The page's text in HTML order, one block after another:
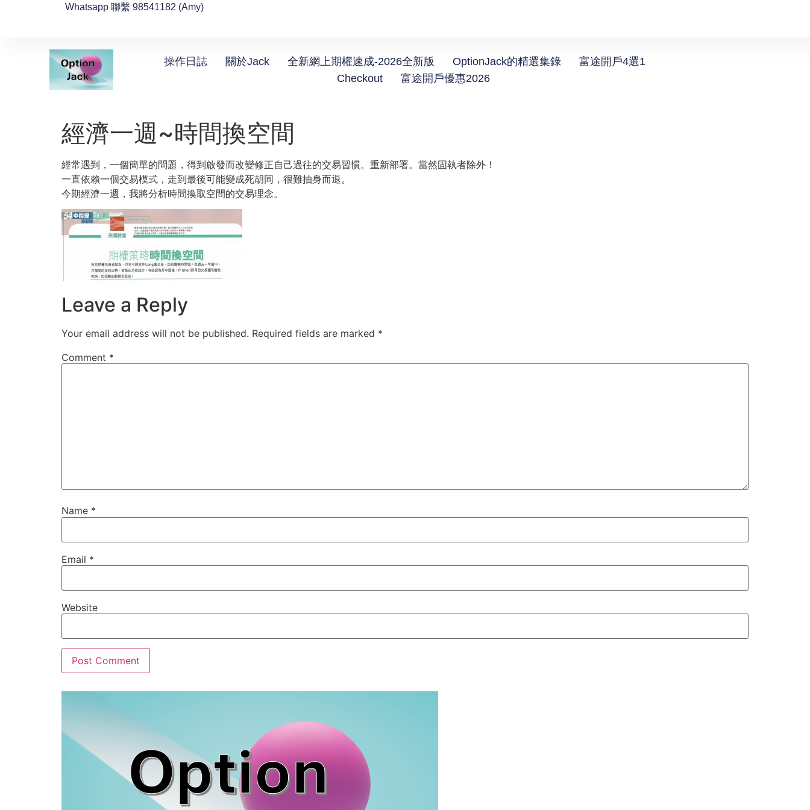
Whatsapp 聯繫 98541182 (Amy)
操作日誌 關於Jack 全新網上期權速成-2026全新版 OptionJack的精選集錄
富途開戶4選1
Checkout
富途開戶優惠2026
經濟一週~時間換空間
經常遇到，一個簡單的問題，得到啟發而改變修正自己過往的交易習慣。重新部署。當然固執者除外！
一直依賴一個交易模式，走到最後可能變成死胡同，很難抽身而退。
今期經濟一週，我將分析時間換取空間的交易理念。
Leave a Reply
Your email address will not be published. Required fields are marked *
Comment *
Name *
Email *
Website